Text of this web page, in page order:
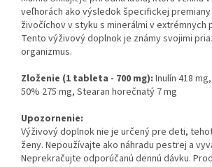
veľhorách ako výsledok špecifickej
živočíchov v styku s minerálmi v extrémnych
Tento výživový doplnok je známy svojimi
organizmus.
Zloženie (1 tableta - 700 mg): Inulín 418
50% 275 mg, Stearan horečnatý 7 mg
Upozornenie:
Výživový doplnok nie je určený pre deti,
ženy. Nepoužívajte ako náhradu pestrej a
Neprekračujte odporúčanú dennú dávku.